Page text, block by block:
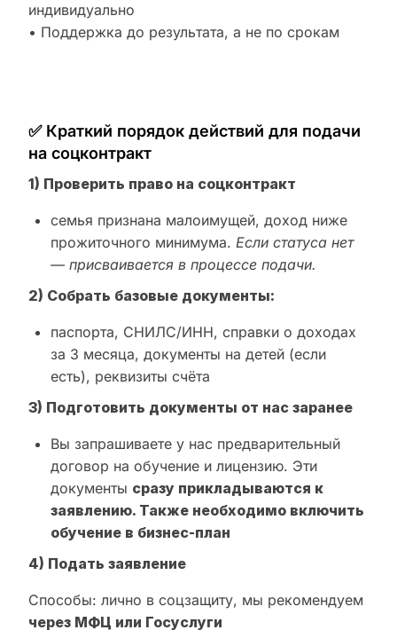
индивидуально
• Поддержка до результата, а не по срокам
✅ Краткий порядок действий для подачи
на соцконтракт
1) Проверить право на соцконтракт
семья признана малоимущей, доход ниже
прожиточного минимума. Если статуса нет
— присваивается в процессе подачи.
2) Собрать базовые документы:
паспорта, СНИЛС/ИНН, справки о доходах
за 3 месяца, документы на детей (если
есть), реквизиты счёта
3) Подготовить документы от нас заранее
Вы запрашиваете у нас предварительный
договор на обучение и лицензию. Эти
документы сразу прикладываются к
заявлению. Также необходимо включить
обучение в бизнес-план
4) Подать заявление
Способы: лично в соцзащиту, мы рекомендуем
через МФЦ или Госуслуги